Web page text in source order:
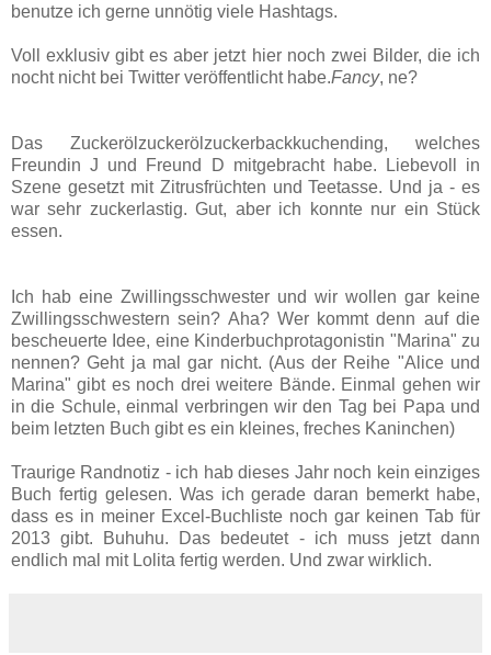
benutze ich gerne unnötig viele Hashtags.
Voll exklusiv gibt es aber jetzt hier noch zwei Bilder, die ich
nocht nicht bei Twitter veröffentlicht habe.Fancy, ne?
Das Zuckerölzuckerölzuckerbackkuchending, welches
Freundin J und Freund D mitgebracht habe. Liebevoll in
Szene gesetzt mit Zitrusfrüchten und Teetasse. Und ja - es
war sehr zuckerlastig. Gut, aber ich konnte nur ein Stück
essen.
Ich hab eine Zwillingsschwester und wir wollen gar keine
Zwillingsschwestern sein? Aha? Wer kommt denn auf die
bescheuerte Idee, eine Kinderbuchprotagonistin "Marina" zu
nennen? Geht ja mal gar nicht. (Aus der Reihe "Alice und
Marina" gibt es noch drei weitere Bände. Einmal gehen wir
in die Schule, einmal verbringen wir den Tag bei Papa und
beim letzten Buch gibt es ein kleines, freches Kaninchen)
Traurige Randnotiz - ich hab dieses Jahr noch kein einziges
Buch fertig gelesen. Was ich gerade daran bemerkt habe,
dass es in meiner Excel-Buchliste noch gar keinen Tab für
2013 gibt. Buhuhu. Das bedeutet - ich muss jetzt dann
endlich mal mit Lolita fertig werden. Und zwar wirklich.